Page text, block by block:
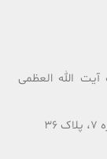
الله العظمی